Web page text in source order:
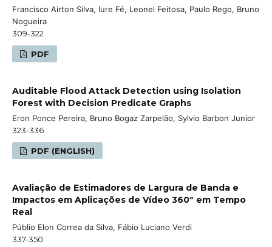
Francisco Airton Silva, Iure Fé, Leonel Feitosa, Paulo Rego, Bruno
Nogueira
309-322
PDF
Auditable Flood Attack Detection using Isolation
Forest with Decision Predicate Graphs
Eron Ponce Pereira, Bruno Bogaz Zarpelão, Sylvio Barbon Junior
323-336
PDF (ENGLISH)
Avaliação de Estimadores de Largura de Banda e
Impactos em Aplicações de Vídeo 360º em Tempo
Real
Públio Elon Correa da Silva, Fábio Luciano Verdi
337-350